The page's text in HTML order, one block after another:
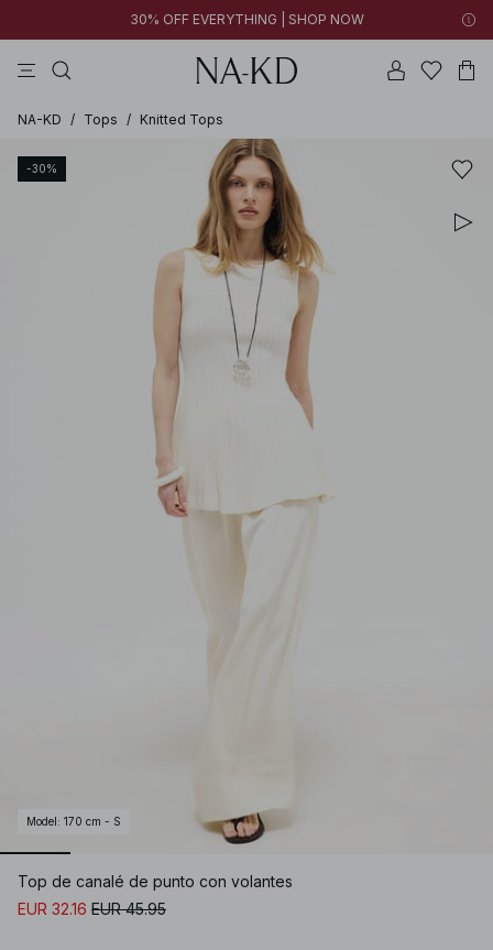
30% OFF EVERYTHING | SHOP NOW
NA-KD / Tops / Knitted Tops
-30%
Model : 170 cm - S
Top de canalé de punto con volantes
EUR 32.16 EUR 45.95